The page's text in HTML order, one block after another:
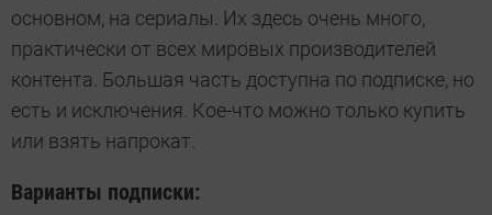
основном, на сериалы. Их здесь очень много,
практически от всех мировых производителей
контента. Большая часть доступна по подписке, но
есть и исключения. Кое-что можно только купить
или взять напрокат.
Варианты подписки: